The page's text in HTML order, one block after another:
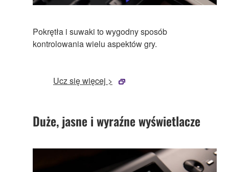
Pokrętła i suwaki to wygodny sposób
kontrolowania wielu aspektów gry.
Ucz się więcej >
Duże, jasne i wyraźne wyświetlacze